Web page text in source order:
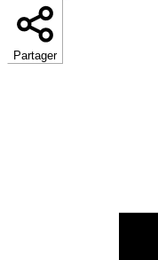
Partager